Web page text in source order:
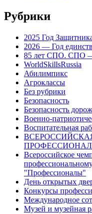
Рубрики
2025 Год
2026 — Год
85 лет СПО. СПО —
WorldSkillsRussia
Абилимпикс
Агроклассы
Без рубрики
Безопасность
Безопасность
Военно-
Воспитательная
Всероссийское
"Профессионалы"
День открытых
Конкурсы
Международное
Музей и музейная